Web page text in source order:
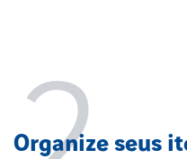
Organize seus